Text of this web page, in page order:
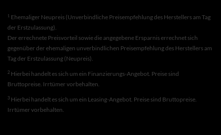
1 Ehemaliger Neupreis (Unverbindliche Preisempfehlung des Herstellers am Tag
der Erstzulassung).
Der errechnete Preisvorteil sowie die angegebene Ersparnis errechnet sich
gegenüber der ehemaligen unverbindlichen Preisempfehlung des Herstellers am
Tag der Erstzulassung (Neupreis).
2 Hierbei handelt es sich um ein Finanzierungs-Angebot. Preise sind
Bruttopreise. Irrtümer vorbehalten.
3 Hierbei handelt es sich um ein Leasing-Angebot. Preise sind Bruttopreise.
Irrtümer vorbehalten.